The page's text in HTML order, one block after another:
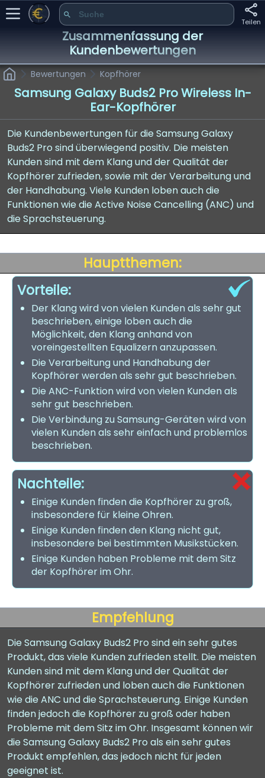
Teilen
Zusammenfassung der
Kundenbewertungen
Bewertungen Kopfhörer
Samsung Galaxy Buds2 Pro Wireless In-
Ear-Kopfhörer
Die Kundenbewertungen für die Samsung Galaxy
Buds2 Pro sind überwiegend positiv. Die meisten
Kunden sind mit dem Klang und der Qualität der
Kopfhörer zufrieden, sowie mit der Verarbeitung und
der Handhabung. Viele Kunden loben auch die
Funktionen wie die Active Noise Cancelling (ANC) und
die Sprachsteuerung.
Hauptthemen:
Vorteile:
Der Klang wird von vielen Kunden als sehr gut
beschrieben, einige loben auch die
Möglichkeit, den Klang anhand von
voreingestellten Equalizern anzupassen.
Die Verarbeitung und Handhabung der
Kopfhörer werden als sehr gut beschrieben.
Die ANC-Funktion wird von vielen Kunden als
sehr gut beschrieben.
Die Verbindung zu Samsung-Geräten wird von
vielen Kunden als sehr einfach und problemlos
beschrieben.
Nachteile:
Einige Kunden finden die Kopfhörer zu groß,
insbesondere für kleine Ohren.
Einige Kunden finden den Klang nicht gut,
insbesondere bei bestimmten Musikstücken.
Einige Kunden haben Probleme mit dem Sitz
der Kopfhörer im Ohr.
Empfehlung
Die Samsung Galaxy Buds2 Pro sind ein sehr gutes
Produkt, das viele Kunden zufrieden stellt. Die meisten
Kunden sind mit dem Klang und der Qualität der
Kopfhörer zufrieden und loben auch die Funktionen
wie die ANC und die Sprachsteuerung. Einige Kunden
finden jedoch die Kopfhörer zu groß oder haben
Probleme mit dem Sitz im Ohr. Insgesamt können wir
die Samsung Galaxy Buds2 Pro als ein sehr gutes
Produkt empfehlen, das jedoch nicht für jeden
geeignet ist.